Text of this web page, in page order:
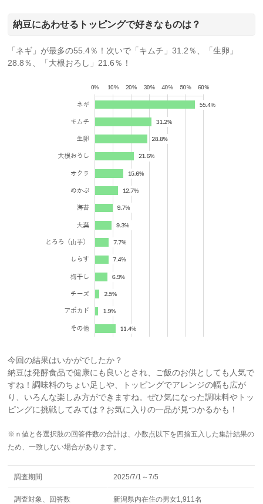
納豆にあわせるトッピングで好きなものは？
「ネギ」が最多の55.4％！次いで「キムチ」31.2％、「生卵」
28.8％、「大根おろし」21.6％！
今回の結果はいかがでしたか？
納豆は発酵食品で健康にも良いとされ、ご飯のお供としても人気で
すね！調味料のちょい足しや、トッピングでアレンジの幅も広が
り、いろんな楽しみ方ができますね。ぜひ気になった調味料やトッ
ピングに挑戦してみては？お気に入りの一品が見つかるかも！
※ｎ値と各選択肢の回答件数の合計は、小数点以下を四捨五入した集計結果の
ため、一致しない場合があります。
調査期間 2025/7/1～7/5
調査対象、回答数 新潟県内在住の男女1,911名